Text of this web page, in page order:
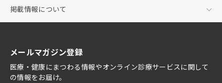
掲載情報について
メールマガジン登録
医療・健康にまつわる情報やオンライン診療サービスに関して
の情報をお届け。